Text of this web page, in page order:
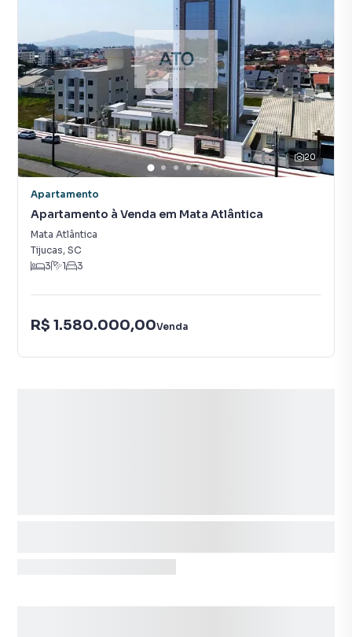
20
Apartamento
Apartamento à Venda em Mata Atlântica
Mata Atlântica
Tijucas, SC
3
1 3
R$ 1.580.000,00Venda